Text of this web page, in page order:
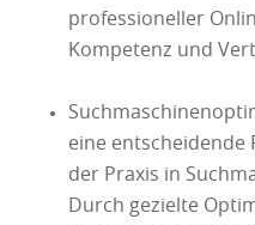
professioneller
Kompetenz und
eine entscheidende
der Praxis in
Durch gezielte